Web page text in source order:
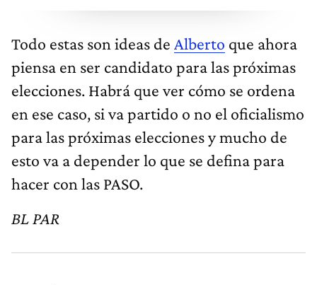
Todo estas son ideas de Alberto que ahora
piensa en ser candidato para las próximas
elecciones. Habrá que ver cómo se ordena
en ese caso, si va partido o no el oficialismo
para las próximas elecciones y mucho de
esto va a depender lo que se defina para
hacer con las PASO.
BL PAR